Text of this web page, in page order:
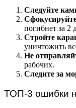
Следуйте
погибнет за 2
Стройте
уничтожить
Не
рабочих.
Следите за
ТОП-3 ошибки